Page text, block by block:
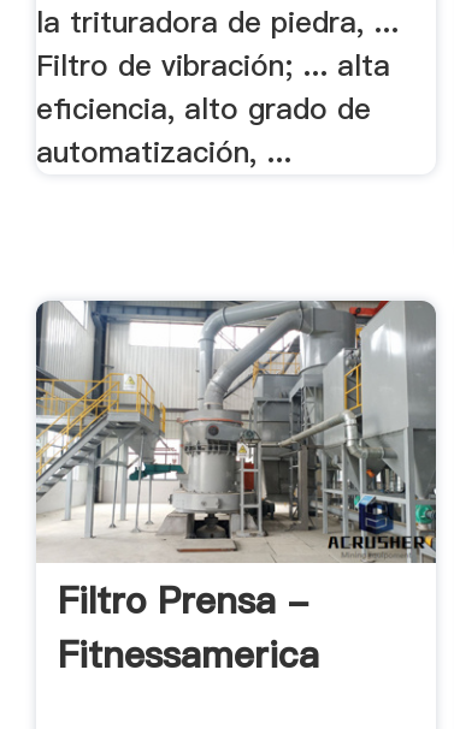
la trituradora de piedra, ...
Filtro de vibración; ... alta
eficiencia, alto grado de
automatización, ...
Filtro Prensa -
Fitnessamerica